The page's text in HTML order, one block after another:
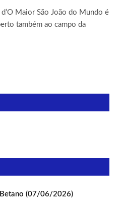
Maior São João do Mundo é
também ao campo da
(07/06/2026)